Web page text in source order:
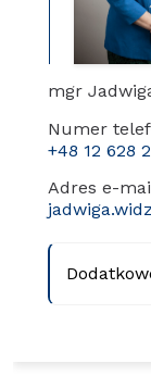
mgr
Numer
+48 12 628
Adres e-